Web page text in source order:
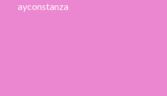
ayconstanza